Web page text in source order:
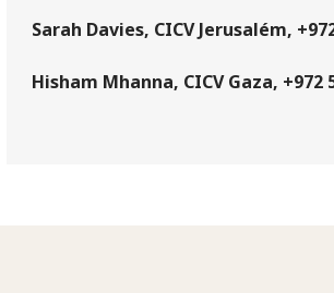
Sarah Davies, CICV Jerusalém,
Hisham Mhanna, CICV Gaza, +972